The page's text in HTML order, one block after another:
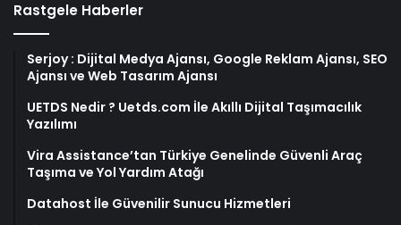
Rastgele Haberler
Serjoy : Dijital Medya Ajansı, Google Reklam Ajansı, SEO
Ajansı ve Web Tasarım Ajansı
UETDS Nedir ? Uetds.com İle Akıllı Dijital Taşımacılık
Yazılımı
Vira Assistance’tan Türkiye Genelinde Güvenli Araç
Taşıma ve Yol Yardım Atağı
Datahost İle Güvenilir Sunucu Hizmetleri